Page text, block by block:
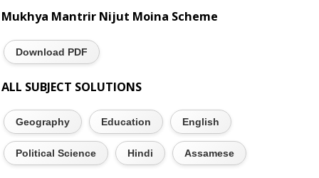
Mukhya Mantrir Nijut Moina Scheme
Download PDF
ALL SUBJECT SOLUTIONS
Geography Education English
Political Science Hindi Assamese